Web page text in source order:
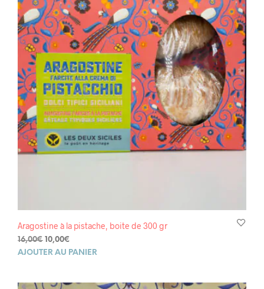
Aragostine à la pistache, boite de 300 gr
16,00€ Le
prix
16,00€.
10,00€
prix
10,00€.
AJOUTER AU PANIER